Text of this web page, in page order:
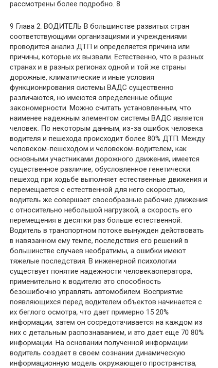
рассмотрены более подробно. 8
9 Глава 2. ВОДИТЕЛЬ В большинстве развитых стран
соответствующими организациями и учреждениями
проводится анализ ДТП и определяется причина или
причины, которые их вызвали. Естественно, что в разных
странах и в разных регионах одной и той же страны
дорожные, климатические и иные условия
функционирования системы ВАДС существенно
различаются, но имеются определенные общие
закономерности. Можно считать установленным, что
наименее надежным элементом системы ВАДС является
человек. По некоторым данным, из-за ошибок человека
водителя и пешехода происходит более 80% ДТП. Между
человеком-пешеходом и человеком-водителем, как
основными участниками дорожного движения, имеется
существенное различие, обусловленное генетически:
пешеход при ходьбе выполняет естественные движения и
перемещается с естественной для него скоростью,
водитель же совершает своеобразные рабочие движения
с относительно небольшой нагрузкой, а скорость его
перемещения в десятки раз больше естественной.
Водитель в транспортном потоке вынужден действовать
в навязанном ему темпе, последствия его решений в
большинстве случаев необратимы, а ошибки имеют
тяжелые последствия. В инженерной психологии
существует понятие надежности человекаоператора,
применительно к водителю это способность
безошибочно управлять автомобилем. Восприятие
появляющихся перед водителем объектов начинается с
их беглого осмотра, что дает примерно 15 20%
информации, затем он сосредотачивается на каждом из
них с детальным распознаванием, и это дает еще 70 80%
информации. На основании полученной информации
водитель создает в своем сознании динамическую
информационную модель окружающего пространства,